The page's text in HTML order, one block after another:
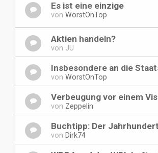
Es ist eine einzige
von WorstOnTop
Aktien handeln?
von JU
Insbesondere an die
von WorstOnTop
Verbeugung vor einem
von Zeppelin
Buchtipp: Der
von Dirk74